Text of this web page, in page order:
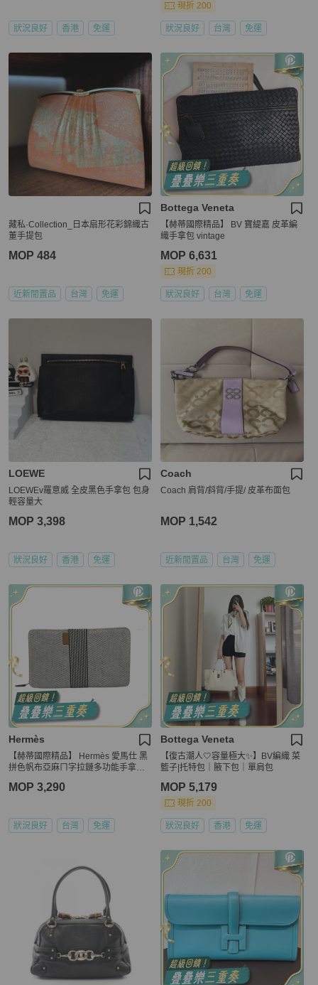
狀況良好 香港 免運
現折 200
狀況良好 台灣 免運
藏私·Collection_日本扇形花彩錦織古
董手提包
MOP 484
近新閒置品 台灣 免運
Bottega Veneta
【赫蒂國際精品】 BV 寶緹嘉 皮革編
織手拿包 vintage
MOP 6,631
現折 200
狀況良好 台灣 免運
LOEWE
LOEWEv羅意威 全皮黑色手拿包 包身
輕容量大
MOP 3,398
狀況良好 香港 免運
Coach
Coach 肩背/斜背/手提/ 皮革布面包
MOP 1,542
近新閒置品 台灣 免運
Hermès
【赫蒂國際精品】 Hermès 愛馬仕 黑
拼色帆布亞麻ㄇ字拉鏈多功能手拿包 v
MOP 3,290
狀況良好 台灣 免運
Bottega Veneta
【復古潮人🤍容量極大✨】BV編織 菜
籃子|托特包｜腋下包｜單肩包
MOP 5,179
現折 200
狀況良好 香港 免運